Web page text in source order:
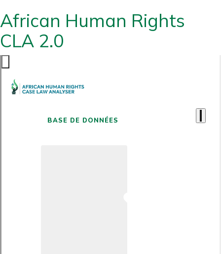
African Human Rights
CLA 2.0
BASE DE DONNÉES